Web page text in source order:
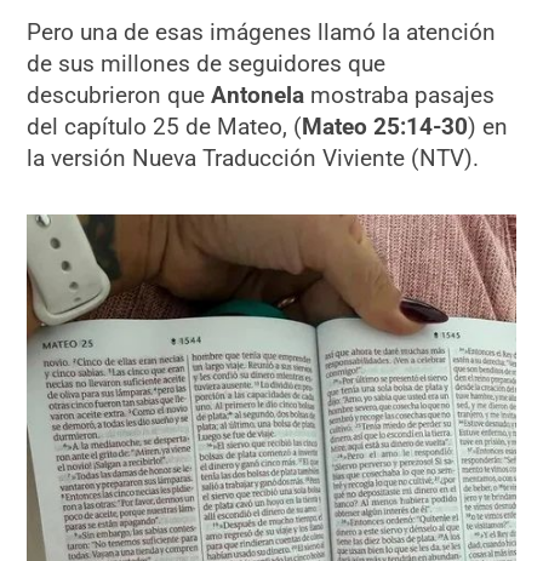
Pero una de esas imágenes llamó la atención
de sus millones de seguidores que
descubrieron que Antonela mostraba pasajes
del capítulo 25 de Mateo, (Mateo 25:14-30) en
la versión Nueva Traducción Viviente (NTV).